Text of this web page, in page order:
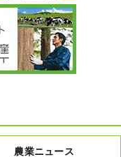
農業ニュース